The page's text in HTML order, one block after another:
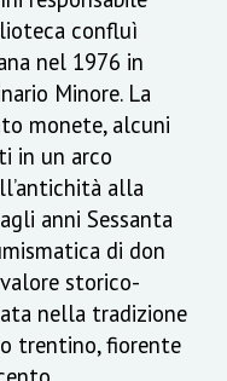
confluì
nel 1976 in
Minore. La
monete, alcuni
in un arco
alla
anni Sessanta
di don
storico-
nella tradizione
trentino, fiorente